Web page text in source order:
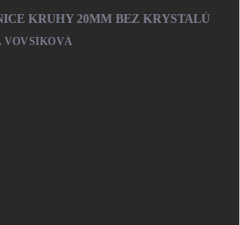
KRUHY 20MM BEZ KRYSTALŮ
VOVSÍKOVÁ